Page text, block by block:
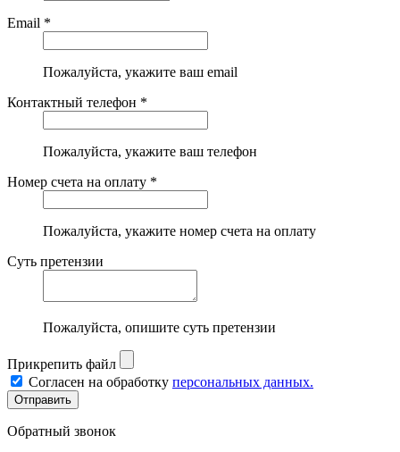
Email *
Пожалуйста, укажите ваш email
Контактный телефон *
Пожалуйста, укажите ваш телефон
Номер счета на оплату *
Пожалуйста, укажите номер счета на оплату
Суть претензии
Пожалуйста, опишите суть претензии
Прикрепить файл
Согласен на обработку персональных данных.
Обратный звонок